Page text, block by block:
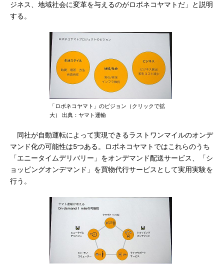
ジネス、地域社会に変革を与えるのがロボネコヤマトだ」と説明
する。
「ロボネコヤマト」のビジョン（クリックで拡
大） 出典：ヤマト運輸
同社が自動運転によって実現できるラストワンマイルのオンデ
マンド化の可能性は5つある。ロボネコヤマトではこれらのうち
「エニータイムデリバリー」をオンデマンド配送サービス、「シ
ョッピングオンデマンド」を買物代行サービスとして実用実験を
行う。